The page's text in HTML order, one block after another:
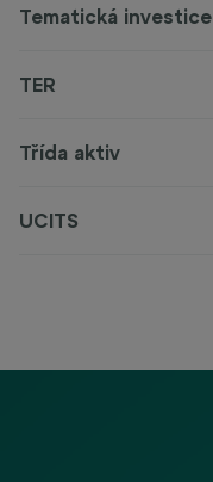
Tematická investice
TER
Třída aktiv
UCITS